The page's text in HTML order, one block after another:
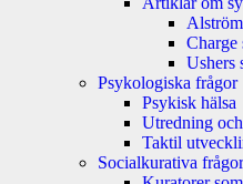
Charge
Ushers
Psykologiska frågor
Psykisk hälsa
Utredning
Taktil
Socialkurativa frågor